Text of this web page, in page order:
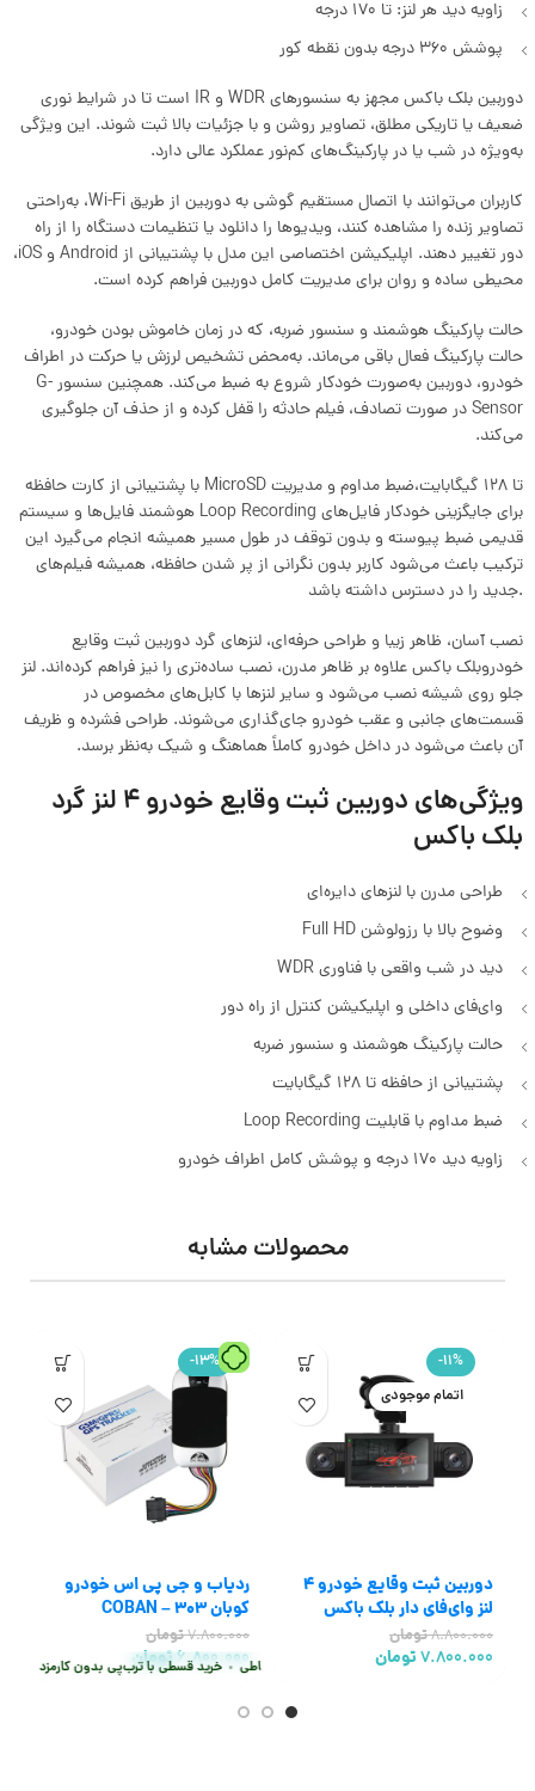
زاویه دید هر لنز: تا ۱۷۰ درجه
پوشش ۳۶۰ درجه بدون نقطه کور
دوربین بلک باکس مجهز به سنسورهای WDR و IR است تا در شرایط نوری
ضعیف یا تاریکی مطلق، تصاویر روشن و با جزئیات بالا ثبت شوند. این ویژگی
به‌ویژه در شب یا در پارکینگ‌های کم‌نور عملکرد عالی دارد.
کاربران می‌توانند با اتصال مستقیم گوشی به دوربین از طریق Wi-Fi، به‌راحتی
تصاویر زنده را مشاهده کنند، ویدیوها را دانلود یا تنظیمات دستگاه را از راه
دور تغییر دهند. اپلیکیشن اختصاصی این مدل با پشتیبانی از Android و iOS،
محیطی ساده و روان برای مدیریت کامل دوربین فراهم کرده است.
حالت پارکینگ هوشمند و سنسور ضربه، که در زمان خاموش بودن خودرو،
حالت پارکینگ فعال باقی می‌ماند. به‌محض تشخیص لرزش یا حرکت در اطراف
خودرو، دوربین به‌صورت خودکار شروع به ضبط می‌کند. همچنین سنسور G-
Sensor در صورت تصادف، فیلم حادثه را قفل کرده و از حذف آن جلوگیری
می‌کند.
با پشتیبانی از کارت حافظه MicroSD تا 128 گیگابایت،ضبط مداوم و مدیریت
هوشمند فایل‌ها و سیستم Loop Recording برای جایگزینی خودکار فایل‌های
قدیمی ضبط پیوسته و بدون توقف در طول مسیر همیشه انجام می‌گیرد این
ترکیب باعث می‌شود کاربر بدون نگرانی از پر شدن حافظه، همیشه فیلم‌های
جدید را در دسترس داشته باشد.
نصب آسان، ظاهر زیبا و طراحی حرفه‌ای، لنزهای گرد دوربین ثبت وقایع
خودروبلک باکس علاوه بر ظاهر مدرن، نصب ساده‌تری را نیز فراهم کرده‌اند. لنز
جلو روی شیشه نصب می‌شود و سایر لنزها با کابل‌های مخصوص در
قسمت‌های جانبی و عقب خودرو جای‌گذاری می‌شوند. طراحی فشرده و ظریف
آن باعث می‌شود در داخل خودرو کاملاً هماهنگ و شیک به‌نظر برسد.
ویژگی‌های دوربین ثبت وقایع خودرو 4 لنز گرد
بلک باکس
طراحی مدرن با لنزهای دایره‌ای
وضوح بالا با رزولوشن Full HD
دید در شب واقعی با فناوری WDR
وای‌فای داخلی و اپلیکیشن کنترل از راه دور
حالت پارکینگ هوشمند و سنسور ضربه
پشتیبانی از حافظه تا 128 گیگابایت
ضبط مداوم با قابلیت Loop Recording
زاویه دید ۱۷۰ درجه و پوشش کامل اطراف خودرو
محصولات مشابه
-11%
اتمام موجودی
دوربین ثبت وقایع خودرو 4
لنز وای‌فای دار بلک باکس
8.800.000تومان
7.800.000تومان پرداخت اقساطی • خرید قسطی با ترب‌پی بدون کارمزد با ترب‌پی بدون کارمزد
-13%
ردیاب و جی پی اس خودرو
کوبان 303 – COBAN
GPS303
7.800.000تومان
6.800.000تومانهر قسط975.000 هر قسط975.000 تومان • خرید قسطی با ترب‌پی بدون کارمزد پرداخت پرداخت اقساطی خرید قسطی با ترب‌پی بدون کارمزد